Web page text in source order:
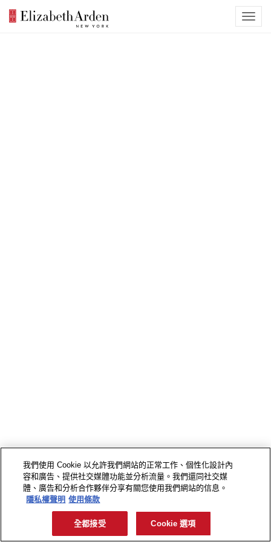
我們使用 Cookie 以允許我們網站的正常工作、個性化設計內
容和廣告、提供社交媒體功能並分析流量。我們還同社交媒
體、廣告和分析合作夥伴分享有關您使用我們網站的信息。
隱私權聲明 使用條款
Cookie 選項
全都接受